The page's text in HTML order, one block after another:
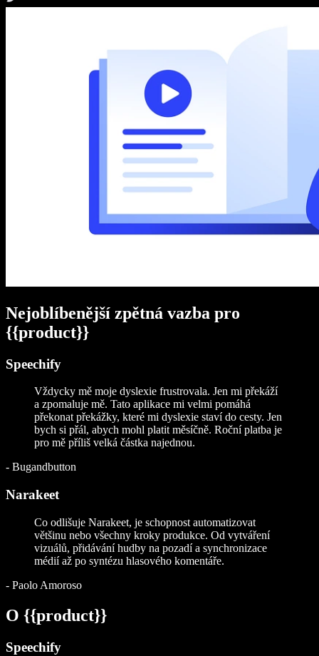
Nejoblíbenější zpětná vazba pro
{{product}}
Speechify
Vždycky mě moje dyslexie frustrovala. Jen mi překáží
a zpomaluje mě. Tato aplikace mi velmi pomáhá
překonat překážky, které mi dyslexie staví do cesty. Jen
bych si přál, abych mohl platit měsíčně. Roční platba je
pro mě příliš velká částka najednou.
- Bugandbutton
Narakeet
Co odlišuje Narakeet, je schopnost automatizovat
většinu nebo všechny kroky produkce. Od vytváření
vizuálů, přidávání hudby na pozadí a synchronizace
médií až po syntézu hlasového komentáře.
- Paolo Amoroso
O {{product}}
Speechify